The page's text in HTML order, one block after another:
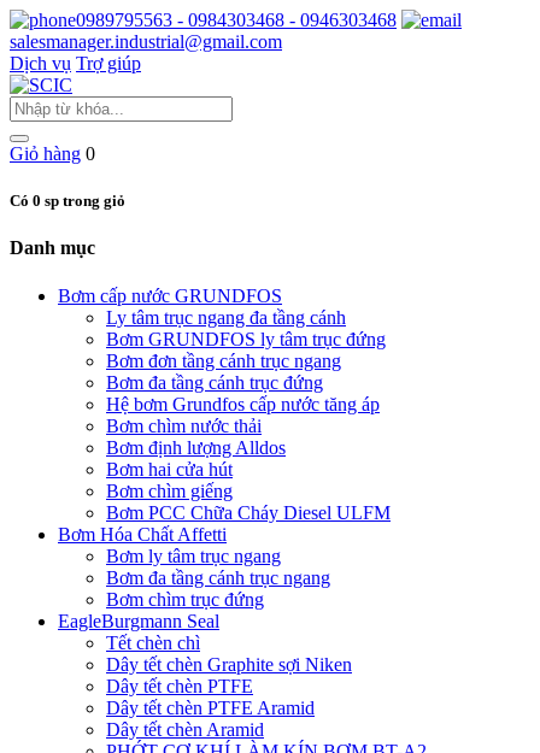
0989795563 - 0984303468 - 0946303468
salesmanager.industrial@gmail.com
Dịch vụ Trợ giúp
Giỏ hàng 0
Có 0 sp trong giỏ
Danh mục
Bơm cấp nước GRUNDFOS
Ly tâm trục ngang đa tầng cánh
Bơm GRUNDFOS ly tâm trục đứng
Bơm đơn tầng cánh trục ngang
Bơm đa tầng cánh trục đứng
Hệ bơm Grundfos cấp nước tăng áp
Bơm chìm nước thải
Bơm định lượng Alldos
Bơm hai cửa hút
Bơm chìm giếng
Bơm PCC Chữa Cháy Diesel ULFM
Bơm Hóa Chất Affetti
Bơm ly tâm trục ngang
Bơm đa tầng cánh trục ngang
Bơm chìm trục đứng
EagleBurgmann Seal
Tết chèn chì
Dây tết chèn Graphite sợi Niken
Dây tết chèn PTFE
Dây tết chèn PTFE Aramid
Dây tết chèn Aramid